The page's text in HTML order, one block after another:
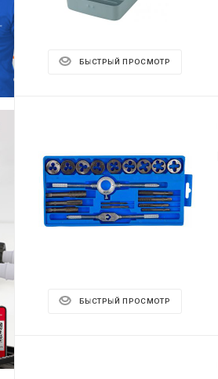
БЫСТРЫЙ ПРОСМОТР
БЫСТРЫЙ ПРОСМОТР